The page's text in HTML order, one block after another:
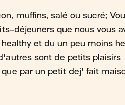
muffins, salé ou sucré;
déjeuners que nous vous
et du un peu moins
sont de petits plaisirs
par un petit dej' fait